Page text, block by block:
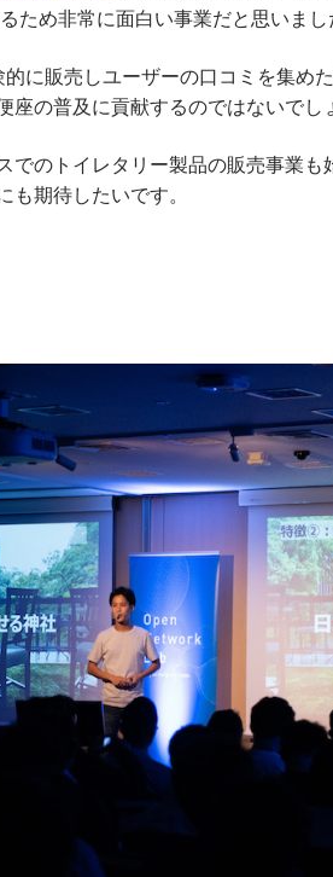
ため非常に面白い事業だと思いまし
に販売しユーザーの口コミを集め
の普及に貢献するのではないでし
でのトイレタリー製品の販売事業も
も期待したいです。